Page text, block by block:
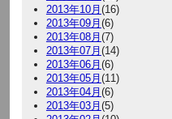
2013年10月 (16)
2013年09月 (6)
2013年08月 (7)
2013年07月 (14)
2013年06月 (6)
2013年05月 (11)
2013年04月 (6)
2013年03月 (5)